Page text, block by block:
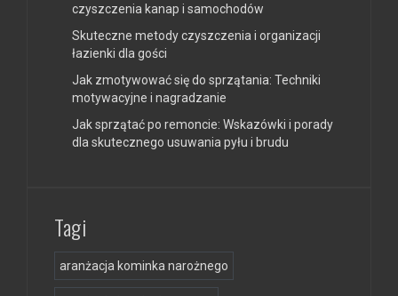
czyszczenia kanap i samochodów
Skuteczne metody czyszczenia i organizacji
łazienki dla gości
Jak zmotywować się do sprzątania: Techniki
motywacyjne i nagradzanie
Jak sprzątać po remoncie: Wskazówki i porady
dla skutecznego usuwania pyłu i brudu
Tagi
aranżacja kominka narożnego